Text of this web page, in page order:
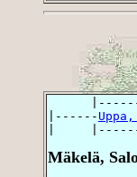
|------ Uppa,
|
Mäkelä,